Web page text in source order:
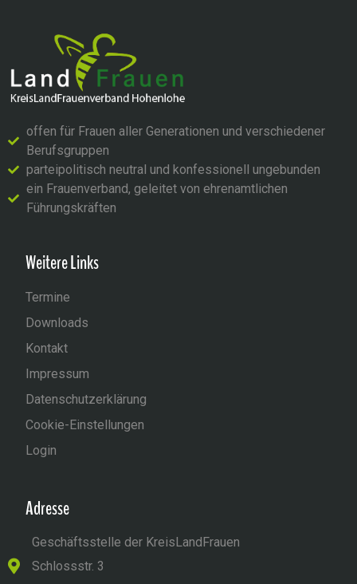
offen für Frauen aller Generationen und verschiedener
Berufsgruppen
parteipolitisch neutral und konfessionell ungebunden
ein Frauenverband, geleitet von ehrenamtlichen
Führungskräften
Weitere Links
Termine
Downloads
Kontakt
Impressum
Datenschutzerklärung
Cookie-Einstellungen
Login
Adresse
Geschäftsstelle der KreisLandFrauen
Schlossstr. 3